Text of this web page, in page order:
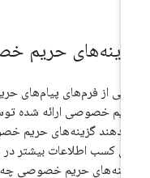
حریم
از فرم‌های پیام‌های
خصوصی ارائه شده توسط
گزینه‌های حریم خصوصی
کسب اطلاعات بیشتر در
حریم خصوصی چه